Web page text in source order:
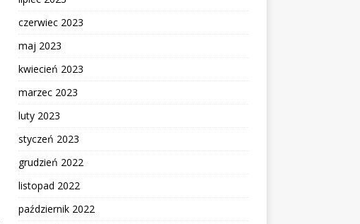
czerwiec 2023
maj 2023
kwiecień 2023
marzec 2023
luty 2023
styczeń 2023
grudzień 2022
listopad 2022
październik 2022